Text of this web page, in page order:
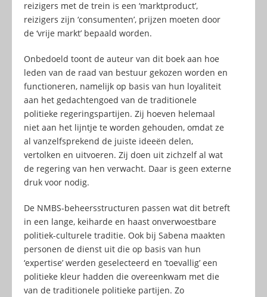
reizigers met de trein is een ‘marktproduct’,
reizigers zijn ‘consumenten’, prijzen moeten door
de ‘vrije markt’ bepaald worden.
Onbedoeld toont de auteur van dit boek aan hoe
leden van de raad van bestuur gekozen worden en
functioneren, namelijk op basis van hun loyaliteit
aan het gedachtengoed van de traditionele
politieke regeringspartijen. Zij hoeven helemaal
niet aan het lijntje te worden gehouden, omdat ze
al vanzelfsprekend de juiste ideeën delen,
vertolken en uitvoeren. Zij doen uit zichzelf al wat
de regering van hen verwacht. Daar is geen externe
druk voor nodig.
De NMBS-beheersstructuren passen wat dit betreft
in een lange, keiharde en haast onverwoestbare
politiek-culturele traditie. Ook bij Sabena maakten
personen de dienst uit die op basis van hun
‘expertise’ werden geselecteerd en ’toevallig’ een
politieke kleur hadden die overeenkwam met die
van de traditionele politieke partijen. Zo